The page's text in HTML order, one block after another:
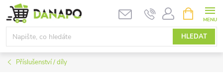
Přejít
na
obsah
HLEDAT
NÁKUPNÍ
KOŠÍK
Příslušenství / díly